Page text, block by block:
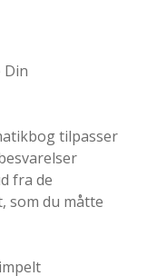
Din
tilpasser
fra de
som du måtte